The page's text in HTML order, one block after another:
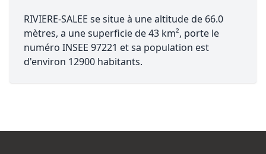
RIVIERE-SALEE se situe à une altitude de 66.0
mètres, a une superficie de 43 km², porte le
numéro INSEE 97221 et sa population est
d'environ 12900 habitants.